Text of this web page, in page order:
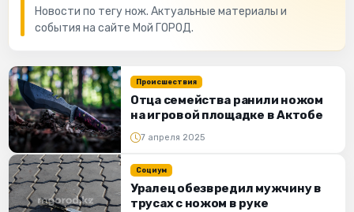
Новости по тегу нож. Актуальные материалы и
события на сайте Мой ГОРОД.
Происшествия
Отца семейства ранили ножом
на игровой площадке в Актобе
7 апреля 2025
Социум
Уралец обезвредил мужчину в
трусах с ножом в руке